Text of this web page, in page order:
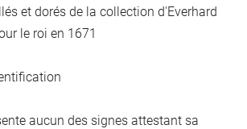
et dorés de la collection d'Everhard
le roi en 1671
aucun des signes attestant sa